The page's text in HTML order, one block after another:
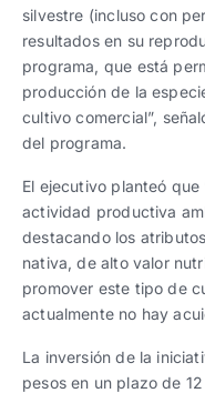
silvestre (incluso con
resultados en su
programa, que está
producción de la
cultivo comercial”,
del programa.
El ejecutivo planteó
actividad productiva
destacando los
nativa, de alto valor
promover este tipo de
actualmente no hay
La inversión de la
pesos en un plazo de